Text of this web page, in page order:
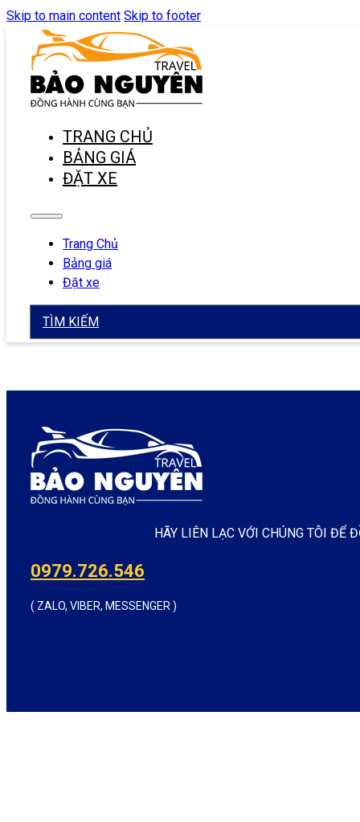
Skip to main content Skip to footer
TRANG CHỦ
BẢNG GIÁ
ĐẶT XE
Trang Chủ
Bảng giá
Đặt xe
TÌM KIẾM
HÃY LIÊN LẠC VỚI CHÚNG TÔI ĐỂ
0979.726.546
( ZALO, VIBER, MESSENGER )